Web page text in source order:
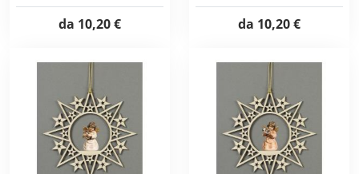
da 10,20 €
da 10,20 €